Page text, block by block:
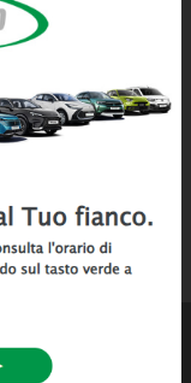
email per
che
alla tua
Offerte